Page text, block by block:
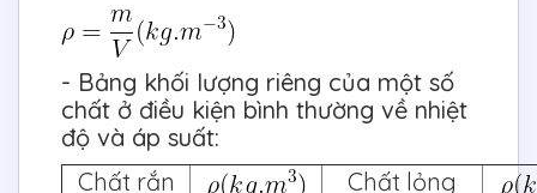
- Bảng khối lượng riêng của một số
chất ở điều kiện bình thường về nhiệt
độ và áp suất:
Chất rắn
Chất lỏng